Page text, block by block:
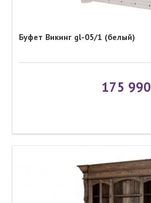
Буфет Викинг gl-05/1 (белый)
175 990